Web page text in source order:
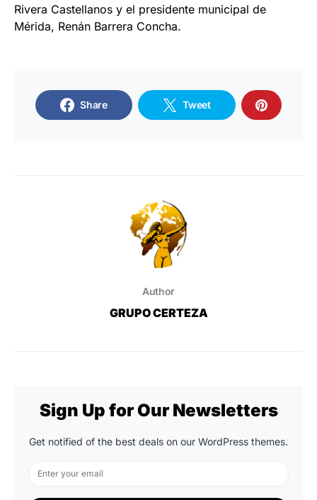
Rivera Castellanos y el presidente municipal de
Mérida, Renán Barrera Concha.
Share Tweet
Author
GRUPO CERTEZA
Sign Up for Our Newsletters
Get notified of the best deals on our WordPress themes.